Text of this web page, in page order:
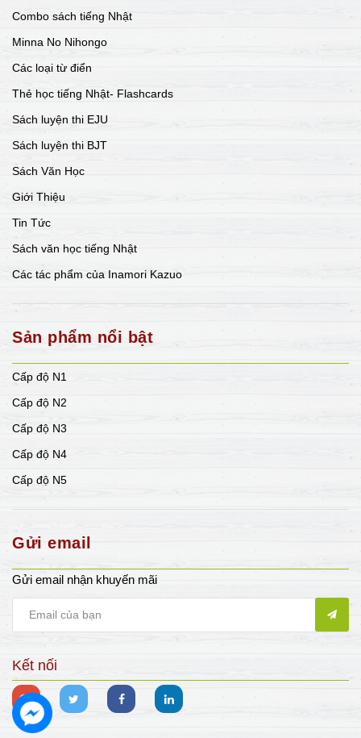
Combo sách tiếng Nhật
Minna No Nihongo
Các loại từ điển
Thẻ học tiếng Nhật- Flashcards
Sách luyện thi EJU
Sách luyện thi BJT
Sách Văn Học
Giới Thiệu
Tin Tức
Sách văn học tiếng Nhật
Các tác phẩm của Inamori Kazuo
Sản phẩm nổi bật
Cấp độ N1
Cấp độ N2
Cấp độ N3
Cấp độ N4
Cấp độ N5
Gửi email
Gửi email nhận khuyến mãi
Kết nối